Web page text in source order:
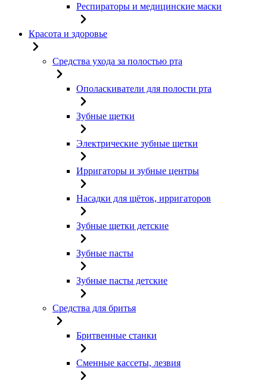
Респираторы и медицинские маски
Красота и здоровье
Средства ухода за полостью рта
Ополаскиватели для полости рта
Зубные щетки
Электрические зубные щетки
Ирригаторы и зубные центры
Насадки для щёток, ирригаторов
Зубные щетки детские
Зубные пасты
Зубные пасты детские
Средства для бритья
Бритвенные станки
Сменные кассеты, лезвия